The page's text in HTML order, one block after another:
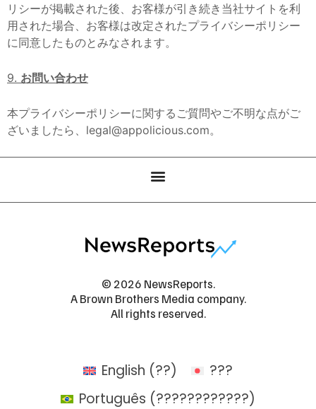
リシーが掲載された後、お客様が引き続き当社サイトを利
用された場合、お客様は改定されたプライバシーポリシー
に同意したものとみなされます。
9. お問い合わせ
本プライバシーポリシーに関するご質問やご不明な点がご
ざいましたら、legal@appolicious.com。
© 2026 NewsReports.
A Brown Brothers Media company.
All rights reserved.
English (??)
???
Português (????????????)